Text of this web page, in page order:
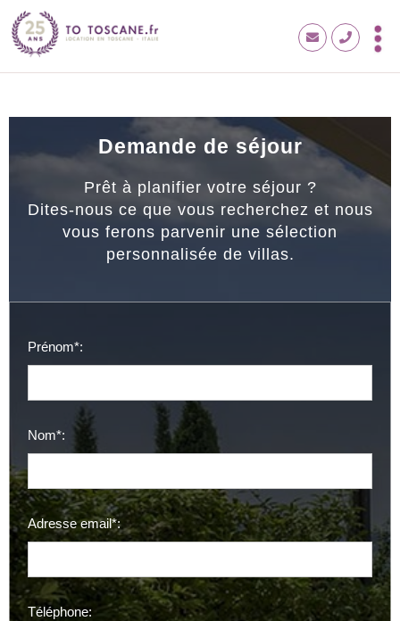
Demande de séjour
Prêt à planifier votre séjour ?
Dites-nous ce que vous recherchez et nous
vous ferons parvenir une sélection
personnalisée de villas.
Prénom*:
Nom*:
Adresse email*:
Téléphone: